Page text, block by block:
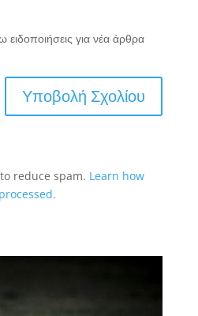
για νέα άρθρα
reduce spam. Learn how